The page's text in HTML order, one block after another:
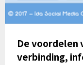
De voordelen
verbinding,